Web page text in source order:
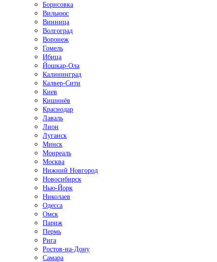
Борисовка
Вильнюс
Винница
Волгоград
Воронеж
Гомель
Ибица
Йошкар-Ола
Калининград
Калвер-Сити
Киев
Кишинёв
Краснодар
Лаваль
Лион
Луганск
Минск
Монреаль
Москва
Нижний Новгород
Новосибирск
Нью-Йорк
Николаев
Одесса
Омск
Париж
Пермь
Рига
Ростов-на-Дону
Самара